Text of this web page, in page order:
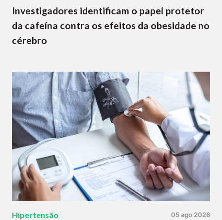
Investigadores identificam o papel protetor
da cafeína contra os efeitos da obesidade no
cérebro
Hipertensão 05 ago 2026